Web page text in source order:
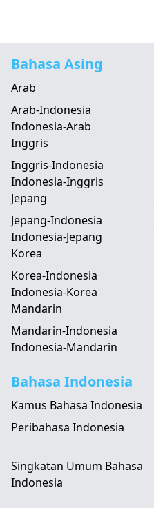
Bahasa Asing
Arab
Arab-Indonesia
Indonesia-Arab
Inggris
Inggris-Indonesia
Indonesia-Inggris
Jepang
Jepang-Indonesia
Indonesia-Jepang
Korea
Korea-Indonesia
Indonesia-Korea
Mandarin
Mandarin-Indonesia
Indonesia-Mandarin
Bahasa Indonesia
Kamus Bahasa Indonesia
Peribahasa Indonesia
Singkatan Umum Bahasa
Indonesia